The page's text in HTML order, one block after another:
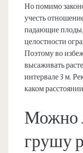
Но помимо
учесть
падающие
целостности
Поэтому во
высаживать
интервале 3 м.
каком
Можно
грушу